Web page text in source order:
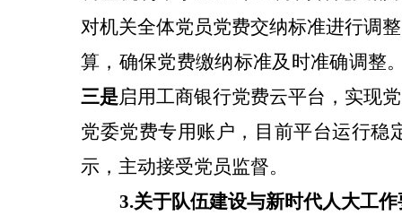
对机关全体党员党费交纳标准进行调
算，确保党费缴纳标准及时准确调整
三是启用工商银行党费云平台，实现
党委党费专用账户，目前平台运行稳
示，主动接受党员监督。
3.关于队伍建设与新时代人大工